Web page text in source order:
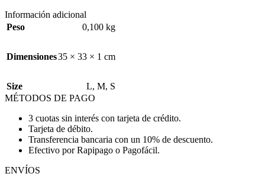
Información adicional
Peso
0,100 kg
Dimensiones35 × 33 × 1 cm
Size L, M, S
MÉTODOS DE PAGO
3 cuotas sin interés con tarjeta de crédito.
Tarjeta de débito.
Transferencia bancaria con un 10% de descuento.
Efectivo por Rapipago o Pagofácil.
ENVÍOS